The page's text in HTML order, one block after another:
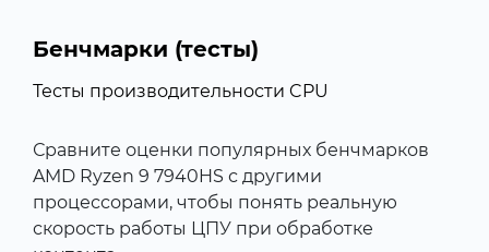
Бенчмарки (тесты)
Тесты производительности CPU
Сравните оценки популярных бенчмарков
AMD Ryzen 9 7940HS с другими
процессорами, чтобы понять реальную
скорость работы ЦПУ при обработке